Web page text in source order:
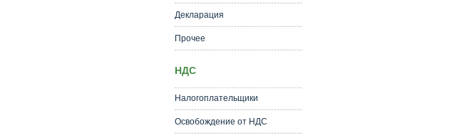
Декларация
Прочее
НДС
Налогоплательщики
Освобождение от НДС